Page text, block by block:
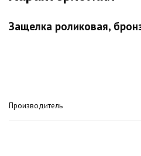
Защелка роликовая,
Производитель